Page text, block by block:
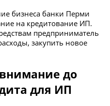
бизнеса банки Перми
на кредитование ИП.
предприниматель
закупить новое
до
для ИП